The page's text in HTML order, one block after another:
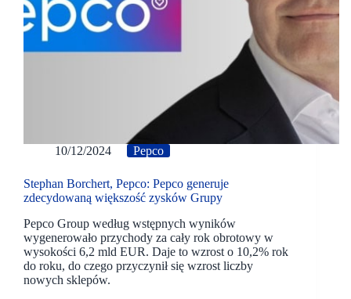
10/12/2024 Pepco
Stephan Borchert, Pepco: Pepco generuje
zdecydowaną większość zysków Grupy
Pepco Group według wstępnych wyników
wygenerowało przychody za cały rok obrotowy w
wysokości 6,2 mld EUR. Daje to wzrost o 10,2% rok
do roku, do czego przyczynił się wzrost liczby
nowych sklepów.